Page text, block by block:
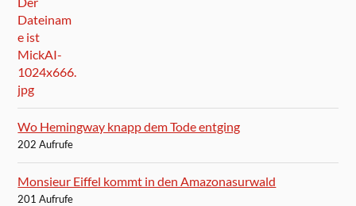
Wo Hemingway knapp dem Tode entging
202 Aufrufe
Monsieur Eiffel kommt in den Amazonasurwald
201 Aufrufe